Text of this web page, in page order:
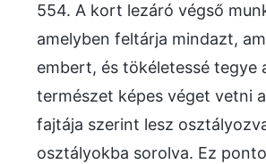
554. A kort lezáró végső
amelyben feltárja mindazt,
embert, és tökéletessé tegye
természet képes véget vetni
fajtája szerint lesz
osztályokba sorolva. Ez